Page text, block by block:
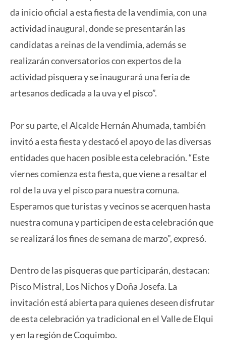
da inicio oficial a esta fiesta de la vendimia, con una
actividad inaugural, donde se presentarán las
candidatas a reinas de la vendimia, además se
realizarán conversatorios con expertos de la
actividad pisquera y se inaugurará una feria de
artesanos dedicada a la uva y el pisco”.
Por su parte, el Alcalde Hernán Ahumada, también
invitó a esta fiesta y destacó el apoyo de las diversas
entidades que hacen posible esta celebración. “Este
viernes comienza esta fiesta, que viene a resaltar el
rol de la uva y el pisco para nuestra comuna.
Esperamos que turistas y vecinos se acerquen hasta
nuestra comuna y participen de esta celebración que
se realizará los fines de semana de marzo”, expresó.
Dentro de las pisqueras que participarán, destacan:
Pisco Mistral, Los Nichos y Doña Josefa. La
invitación está abierta para quienes deseen disfrutar
de esta celebración ya tradicional en el Valle de Elqui
y en la región de Coquimbo.